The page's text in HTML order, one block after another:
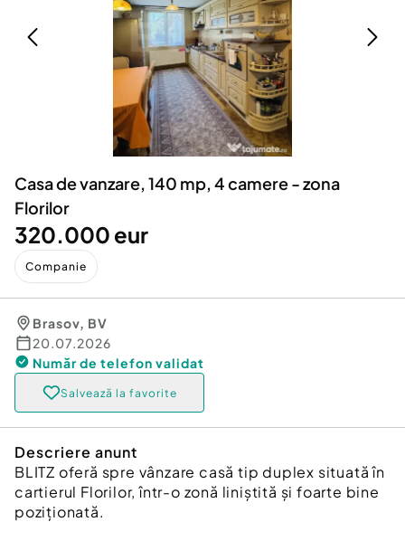
Servicii
Animale de companie
Afaceri și echipamente profesionale
Inchiriere Bunuri si Vehicule
Utilaje agricole si industriale
Piese auto si accesorii
Casa de vanzare, 140 mp, 4 camere - zona
Florilor
320.000 eur
Companie
Brasov, BV
20.07.2026
Număr de telefon validat
Salvează la favorite
Descriere anunt
BLITZ oferă spre vânzare casă tip duplex situată în
cartierul Florilor, într-o zonă liniștită și foarte bine
poziționată.